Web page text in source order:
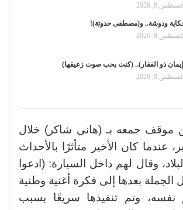
أغسطس 8, 2026
ودوشة.. و(مصطفى حدوتة)!
أغسطس 8, 2026
ذو الفقار).. (كنت بحب صوت زعيقها)
أغسطس 8, 2026
جمعه بـ (هاني شاكر) خلال
عندما كان الأخير متأثرًا بالأحداث
وقال لهم داخل السيارة: (ادعوا
الجملة بعدها إلى فكرة أغنية وطنية
وتم تنفيذها سريعًا بسبب